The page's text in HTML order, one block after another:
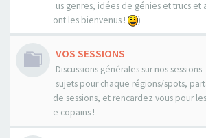
us genres, idées de génies et trucs et
ont les bienvenus !
)
VOS SESSIONS
Discussions générales sur nos
sujets pour chaque régions/spots,
de sessions, et rencardez vous pour
e copains !